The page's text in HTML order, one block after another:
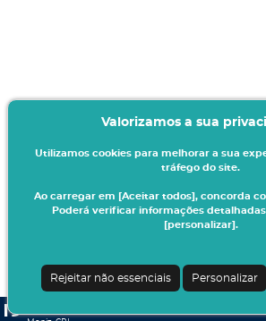
Valorizamos a sua
Utilizamos cookies para melhorar a sua
tráfego do site.
Ao carregar em [Aceitar todos], concorda
Poderá verificar informações
[personalizar].
Rejeitar não essenciais Personalizar